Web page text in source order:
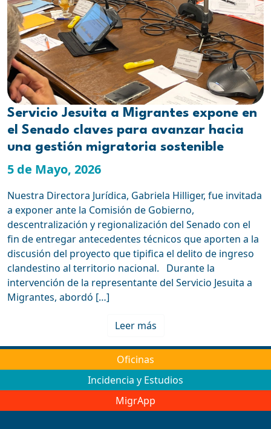
Servicio Jesuita a Migrantes expone en
el Senado claves para avanzar hacia
una gestión migratoria sostenible
5 de Mayo, 2026
Nuestra Directora Jurídica, Gabriela Hilliger, fue invitada
a exponer ante la Comisión de Gobierno,
descentralización y regionalización del Senado con el
fin de entregar antecedentes técnicos que aporten a la
discusión del proyecto que tipifica el delito de ingreso
clandestino al territorio nacional. Durante la
intervención de la representante del Servicio Jesuita a
Migrantes, abordó […]
Leer más
Oficinas
Incidencia y Estudios
MigrApp